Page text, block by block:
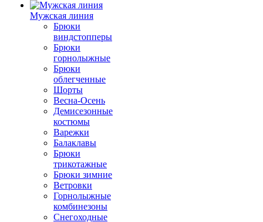
Мужская линия
Брюки
виндстопперы
Брюки
горнолыжные
Брюки
облегченные
Шорты
Весна-Осень
Демисезонные
костюмы
Варежки
Балаклавы
Брюки
трикотажные
Брюки зимние
Ветровки
Горнолыжные
комбинезоны
Снегоходные